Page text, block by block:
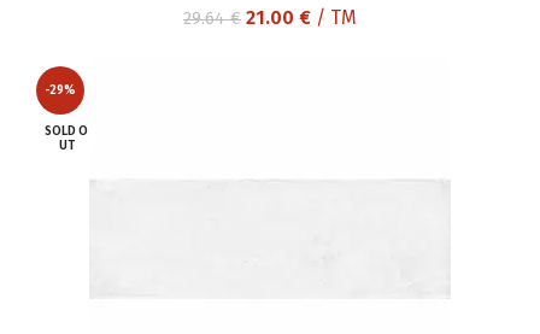
29.64€ Original
21.00 €Η/ TM
-29%
SOLD O
UT